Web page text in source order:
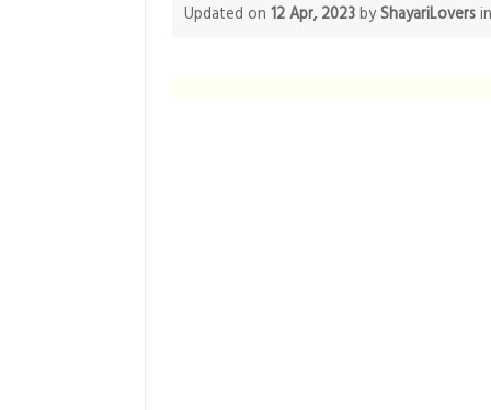
Updated on 12 Apr, 2023byShayariLovers